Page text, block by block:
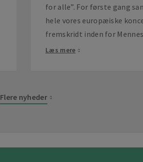
for alle”. For første gang
hele vores europæiske
fremskridt inden for
Læs mere
Flere nyheder